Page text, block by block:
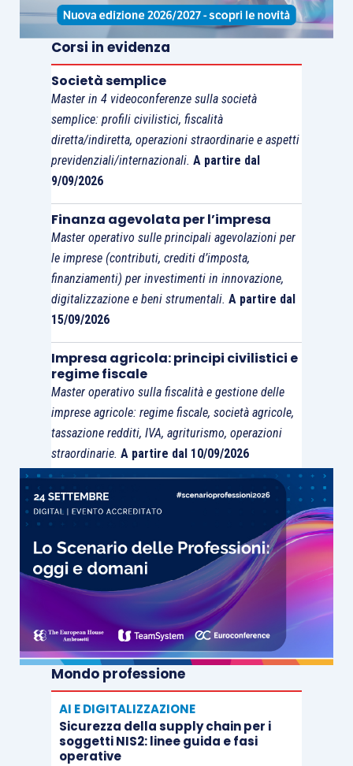
sull’atto o documento della sanzione
amministrativa.
articolo 19 D.P.R. 642/1972
obblighi degliarbitri, dei funzionari e dei
pubblici ufficiali
dispone che i predetti soggetti
“… non possono rifiutarsi di ricevere in deposito o
accettare la produzione o assumere a base dei loro
documenti, gli atti e i registri non in regola con le
disposizioni del presente decreto. Tuttavia, gli atti
(…) devono essere inviati a cura dell’Ufficio che li ha
ricevuti (…) per la loro regolarizzazione ai sensi
dell’articolo 31, al competente ufficio del registro
trenta giorni dalla data di ricevimento(…)”.
I soggetti indicati nell’articolo 19 D.P.R. 642/1972
non hanno l’obbligo di segnalare, al competente
ufficio dell’Agenzia delle entrate, le fatture
elettroniche non in regola ai fini dell’imposta di
bollo,inviate in attuazione delle disposizioni di
cui all’articolo 1, commi 209 e seguenti, L.
244/2007(fatturazione verso la PA).
Restano comunque applicabili le
procedure di regolarizzazionedell’assolvimento
dell’imposta di bollo e di recupero del tributo, ai
sensi degliarticoli 19e31 D.P.R. 642/1972,nei
casi diversi dalla fatturazione elettronica
risposta all’istanza di interpello n. 570/2021
Corsi in evidenza
Società semplice
Master in 4 videoconferenze sulla società
semplice: profili civilistici, fiscalità
diretta/indiretta, operazioni straordinarie e aspetti
previdenziali/internazionali. A partire dal
9/09/2026
Finanza agevolata per l’impresa
Master operativo sulle principali agevolazioni per
le imprese (contributi, crediti d’imposta,
finanziamenti) per investimenti in innovazione,
digitalizzazione e beni strumentali. A partire dal
15/09/2026
Impresa agricola: principi civilistici e
regime fiscale
Master operativo sulla fiscalità e gestione delle
imprese agricole: regime fiscale, società agricole,
tassazione redditi, IVA, agriturismo, operazioni
straordinarie. A partire dal 10/09/2026
Mondo professione
AI E DIGITALIZZAZIONE
Sicurezza della supply chain per i
soggetti NIS2: linee guida e fasi
operative